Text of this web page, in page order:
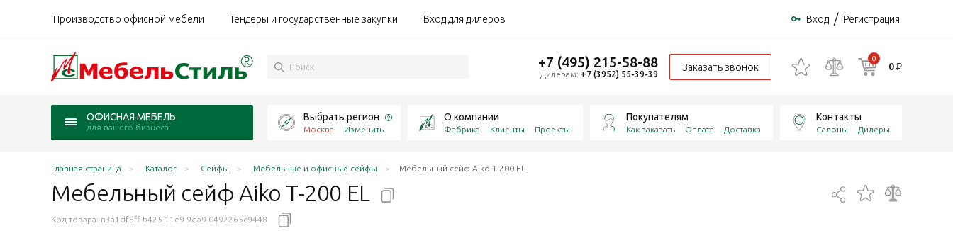
Производство офисной мебели Тендеры и государственные закупки Вход для дилеров Вход / Регистрация
+7 (495) 215-58-88
Дилерам: +7 (3952) 55-39-39
Заказать звонок
0
0 ₽
ОФИСНАЯ МЕБЕЛЬ
для вашего бизнеса
Выбрать регион
Москва Изменить
О компании
Фабрика Клиенты Проекты
Покупателям
Как заказать Оплата Доставка
Контакты
Салоны Дилеры
Главная страница Каталог Сейфы Мебельные и офисные сейфы Мебельный сейф Aiko Т-200 EL
Мебельный сейф Aiko Т-200 EL
Код товара: n3a1df8ff-b425-11e9-9da9-0492265c9448